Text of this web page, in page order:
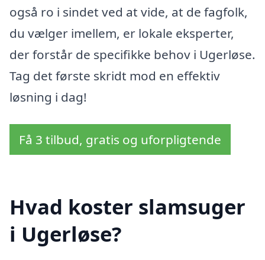
også ro i sindet ved at vide, at de fagfolk,
du vælger imellem, er lokale eksperter,
der forstår de specifikke behov i Ugerløse.
Tag det første skridt mod en effektiv
løsning i dag!
Få 3 tilbud, gratis og uforpligtende
Hvad koster slamsuger
i Ugerløse?